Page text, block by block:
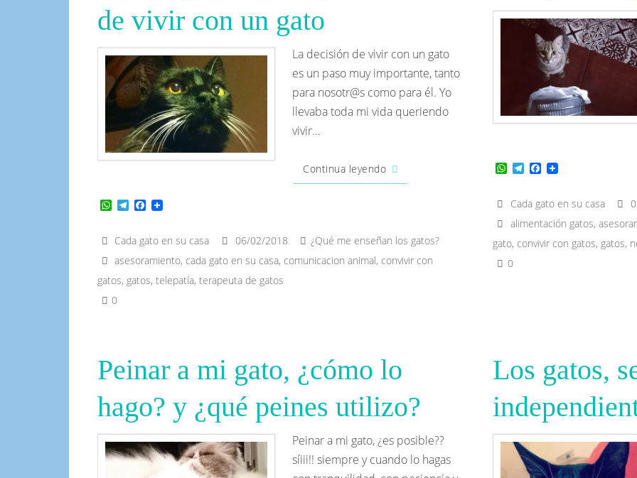
de vivir con un gato
La decisión de vivir con un gato
es un paso muy importante, tanto
para nosotr@s como para él. Yo
llevaba toda mi vida queriendo
vivir…
Continua leyendo
W
A
p
e
r
m
e
o
k
Cada gato en su casa 06/02/2018
¿Qué me enseñan los gatos?
asesoramiento, cada gato en su casa, comunicacion animal, convivir con
gatos, gatos, telepatía, terapeuta de gatos
0
W
A
p
T
e
r
m
F
e
o
o
k
Cada gato en su casa
alimentación gatos,
gato, convivir con gatos, gatos,
0
Peinar a mi gato, ¿cómo lo
hago? y ¿qué peines utilizo?
Peinar a mi gato, ¿es posible??
síiii!! siempre y cuando lo hagas
Los gatos,